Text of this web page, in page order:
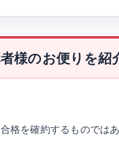
様のお便りを紹
格を確約するものではあ